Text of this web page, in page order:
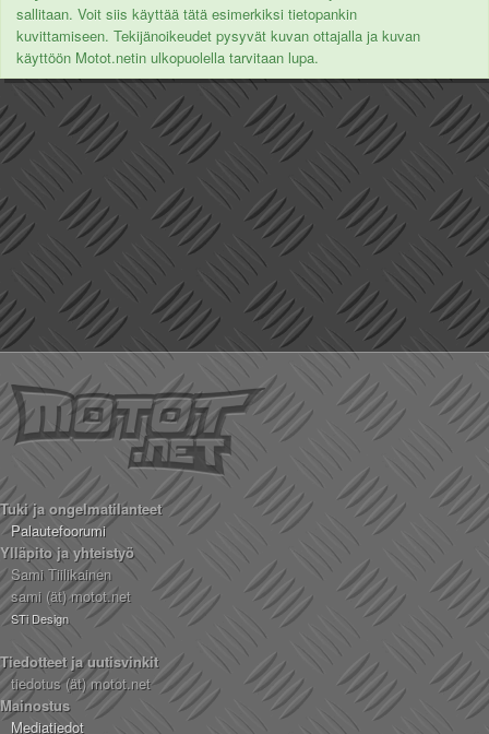
sallitaan. Voit siis käyttää tätä esimerkiksi tietopankin
kuvittamiseen. Tekijänoikeudet pysyvät kuvan ottajalla ja kuvan
käyttöön Motot.netin ulkopuolella tarvitaan lupa.
Tuki ja ongelmatilanteet
Palautefoorumi
Ylläpito ja yhteistyö
Sami Tiilikainen
sami (ät) motot.net
STi Design
Tiedotteet ja uutisvinkit
tiedotus (ät) motot.net
Mainostus
Mediatiedot